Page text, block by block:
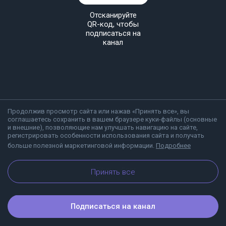
Продолжив просмотр сайта или нажав «Принять все», вы
соглашаетесь сохранить в вашем браузере куки-файлы (основные
и внешние), позволяющие нам улучшать навигацию на сайте,
регистрировать особенности использования сайта и получать
больше полезной маркетинговой информации. Подробнее
Принять все
Отсканируйте
QR-код, чтобы
подписаться на
канал
О Viber Блог
Подписаться на канал